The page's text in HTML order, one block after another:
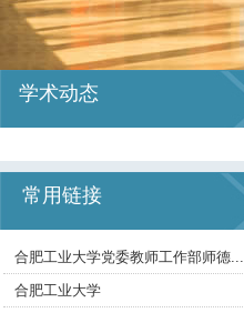
学术动态
常用链接
合肥工业大学党委教师工作部师德...
合肥工业大学